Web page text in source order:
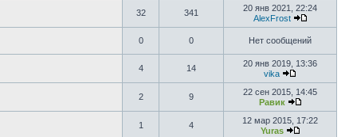
32 341
20 янв 2021, 22:24
AlexFrost
0 0 Нет сообщений
4 14
20 янв 2019, 13:36
vika
2 9
22 сен 2015, 14:45
Равик
1 4
12 мар 2015, 17:22
Yuras